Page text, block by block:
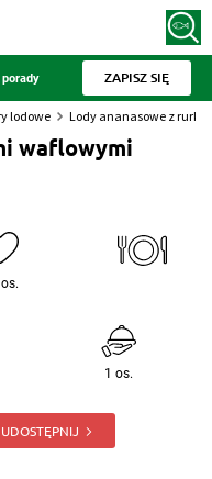
ZAPISZ SIĘ
lodowe Lody ananasowe z
waflowymi
1 os.
UDOSTĘPNIJ